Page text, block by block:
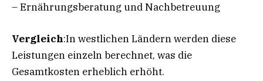
– Ernährungsberatung und Nachbetreuung
Vergleich:In westlichen Ländern werden diese
Leistungen einzeln berechnet, was die
Gesamtkosten erheblich erhöht.